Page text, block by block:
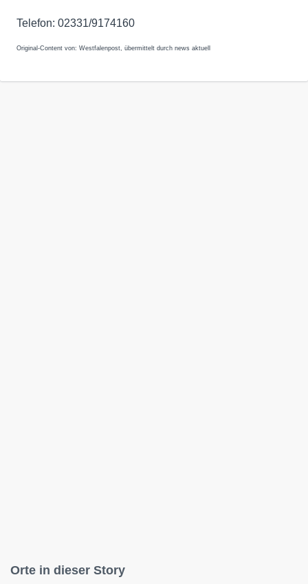
Telefon: 02331/9174160
Original-Content von: Westfalenpost, übermittelt durch news aktuell
Orte in dieser Story